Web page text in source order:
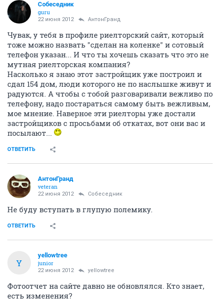
Собеседник
guru
22 июня 2012 АнтонГранд
Чувак, у тебя в профиле риелторский сайт, который
тоже можно назвать "сделан на коленке" и сотовый
телефон указан... И что ты хочешь сказать что это не
мутная риелторская компания?
Насколько я знаю этот застройщик уже построил и
сдал 154 дом, люди которого не по наслышке живут и
радуются. А чтобы с тобой разговаривали вежливо по
телефону, надо постараться самому быть вежливым,
мое мнение. Наверное эти риелторы уже достали
застройщиков с просьбами об откатах, вот они вас и
посылают...
ОТВЕТИТЬ
АнтонГранд
veteran
22 июня 2012 Собеседник
Не буду вступать в глупую полемику.
ОТВЕТИТЬ
Y
yellowtree
junior
22 июня 2012 yellowtree
Фотоотчет на сайте давно не обновлялся. Кто знает,
есть изменения?